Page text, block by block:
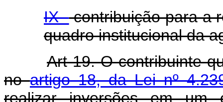
IX -contribuição para a
quadro institucional da
Art 19. O contribuinte
noartigo 18, da Lei nº
realizar inversões em um